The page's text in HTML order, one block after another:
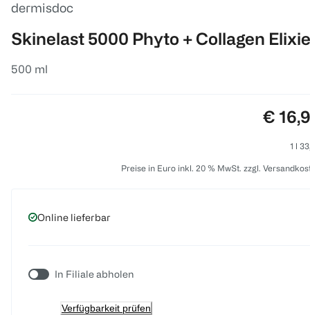
dermisdoc
Skinelast 5000 Phyto + Collagen
500 ml
Preis:
€
1 l
Preise in Euro inkl. 20 % MwSt. zzgl.
Online lieferbar
In Filiale abholen
Verfügbarkeit prüfen